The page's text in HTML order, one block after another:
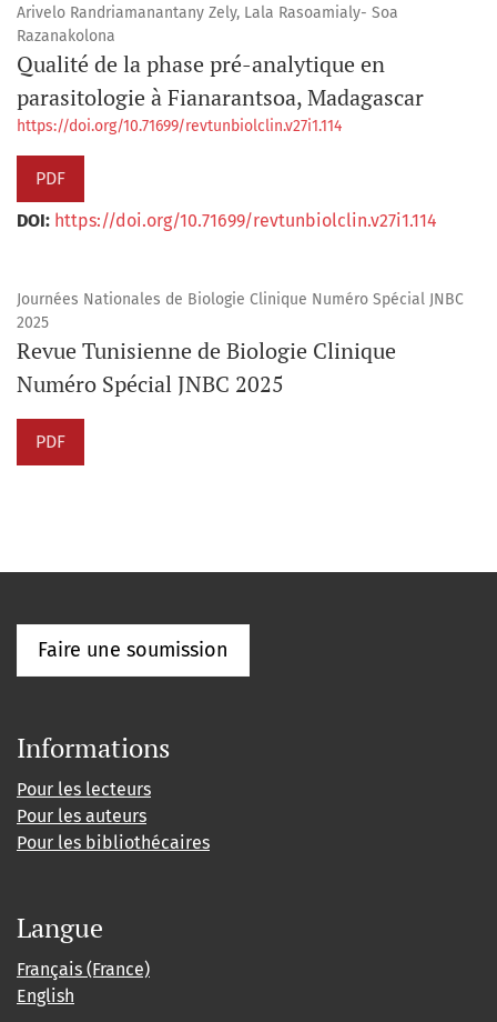
Arivelo Randriamanantany Zely, Lala Rasoamialy- Soa
Razanakolona
Qualité de la phase pré-analytique en
parasitologie à Fianarantsoa, Madagascar
https://doi.org/10.71699/revtunbiolclin.v27i1.114
PDF
DOI: https://doi.org/10.71699/revtunbiolclin.v27i1.114
Journées Nationales de Biologie Clinique Numéro Spécial JNBC
2025
Revue Tunisienne de Biologie Clinique
Numéro Spécial JNBC 2025
PDF
Faire une soumission
Informations
Pour les lecteurs
Pour les auteurs
Pour les bibliothécaires
Langue
Français (France)
English